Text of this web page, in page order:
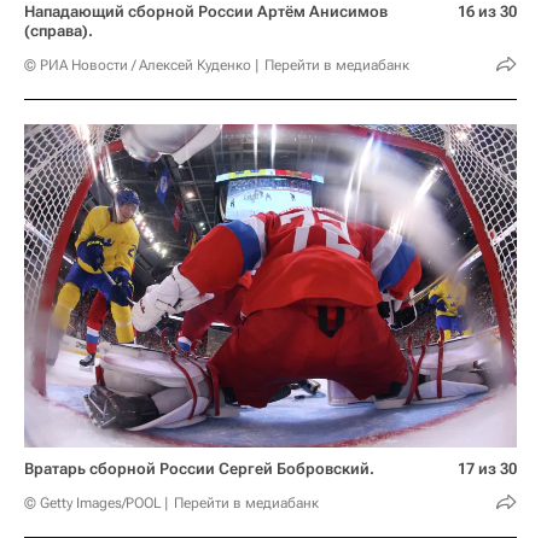
Нападающий сборной России Артём Анисимов
(справа).
© РИА Новости / Алексей Куденко Перейти в медиабанк
16 из 30
Вратарь сборной России Сергей Бобровский.
© Getty Images/POOL Перейти в медиабанк
17 из 30